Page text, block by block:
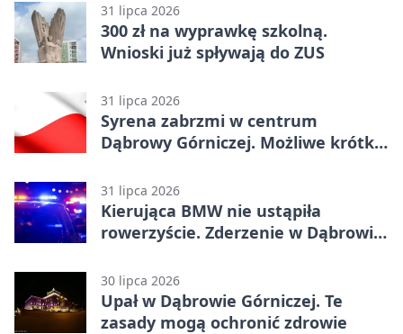
31 lipca 2026
300 zł na wyprawkę szkolną.
Wnioski już spływają do ZUS
31 lipca 2026
Syrena zabrzmi w centrum
Dąbrowy Górniczej. Możliwe krótkie
31 lipca 2026
Kierująca BMW nie ustąpiła
rowerzyście. Zderzenie w Dąbrowie
30 lipca 2026
Upał w Dąbrowie Górniczej. Te
zasady mogą ochronić zdrowie